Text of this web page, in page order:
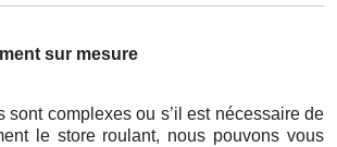
sur mesure
sont complexes ou s’il est nécessaire de
le store roulant, nous pouvons vous